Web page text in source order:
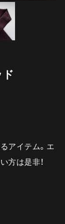
アイテム。エ
方は是非！